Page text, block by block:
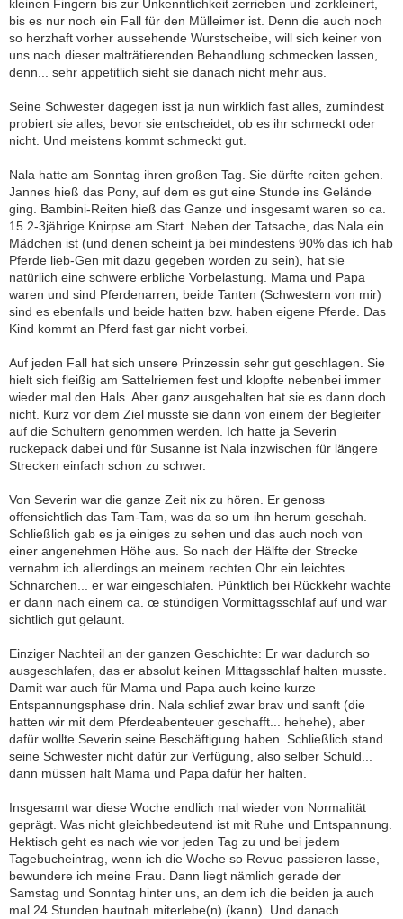
kleinen Fingern bis zur Unkenntlichkeit zerrieben und zerkleinert,
bis es nur noch ein Fall für den Mülleimer ist. Denn die auch noch
so herzhaft vorher aussehende Wurstscheibe, will sich keiner von
uns nach dieser malträtierenden Behandlung schmecken lassen,
denn... sehr appetitlich sieht sie danach nicht mehr aus.
Seine Schwester dagegen isst ja nun wirklich fast alles, zumindest
probiert sie alles, bevor sie entscheidet, ob es ihr schmeckt oder
nicht. Und meistens kommt schmeckt gut.
Nala hatte am Sonntag ihren großen Tag. Sie dürfte reiten gehen.
Jannes hieß das Pony, auf dem es gut eine Stunde ins Gelände
ging. Bambini-Reiten hieß das Ganze und insgesamt waren so ca.
15 2-3jährige Knirpse am Start. Neben der Tatsache, das Nala ein
Mädchen ist (und denen scheint ja bei mindestens 90% das ich hab
Pferde lieb-Gen mit dazu gegeben worden zu sein), hat sie
natürlich eine schwere erbliche Vorbelastung. Mama und Papa
waren und sind Pferdenarren, beide Tanten (Schwestern von mir)
sind es ebenfalls und beide hatten bzw. haben eigene Pferde. Das
Kind kommt an Pferd fast gar nicht vorbei.
Auf jeden Fall hat sich unsere Prinzessin sehr gut geschlagen. Sie
hielt sich fleißig am Sattelriemen fest und klopfte nebenbei immer
wieder mal den Hals. Aber ganz ausgehalten hat sie es dann doch
nicht. Kurz vor dem Ziel musste sie dann von einem der Begleiter
auf die Schultern genommen werden. Ich hatte ja Severin
ruckepack dabei und für Susanne ist Nala inzwischen für längere
Strecken einfach schon zu schwer.
Von Severin war die ganze Zeit nix zu hören. Er genoss
offensichtlich das Tam-Tam, was da so um ihn herum geschah.
Schließlich gab es ja einiges zu sehen und das auch noch von
einer angenehmen Höhe aus. So nach der Hälfte der Strecke
vernahm ich allerdings an meinem rechten Ohr ein leichtes
Schnarchen... er war eingeschlafen. Pünktlich bei Rückkehr wachte
er dann nach einem ca. œ stündigen Vormittagsschlaf auf und war
sichtlich gut gelaunt.
Einziger Nachteil an der ganzen Geschichte: Er war dadurch so
ausgeschlafen, das er absolut keinen Mittagsschlaf halten musste.
Damit war auch für Mama und Papa auch keine kurze
Entspannungsphase drin. Nala schlief zwar brav und sanft (die
hatten wir mit dem Pferdeabenteuer geschafft... hehehe), aber
dafür wollte Severin seine Beschäftigung haben. Schließlich stand
seine Schwester nicht dafür zur Verfügung, also selber Schuld...
dann müssen halt Mama und Papa dafür her halten.
Insgesamt war diese Woche endlich mal wieder von Normalität
geprägt. Was nicht gleichbedeutend ist mit Ruhe und Entspannung.
Hektisch geht es nach wie vor jeden Tag zu und bei jedem
Tagebucheintrag, wenn ich die Woche so Revue passieren lasse,
bewundere ich meine Frau. Dann liegt nämlich gerade der
Samstag und Sonntag hinter uns, an dem ich die beiden ja auch
mal 24 Stunden hautnah miterlebe(n) (kann). Und danach